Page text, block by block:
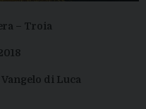
– Troia
di Luca